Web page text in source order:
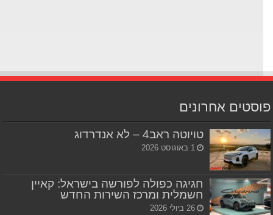
אחרונים
טויוטה ראב4 – לא אנדרדוג
1 באוגוסט 2026
חגיגה כפולה לפורשה בישראל: קאיין
חשמלית ומרכז השירות החדש
26 ביולי 2026